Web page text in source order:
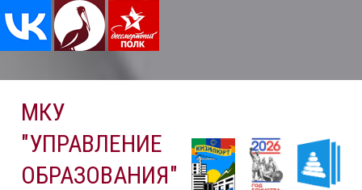
содержимому
МКУ
"УПРАВЛЕНИЕ
ОБРАЗОВАНИЯ"